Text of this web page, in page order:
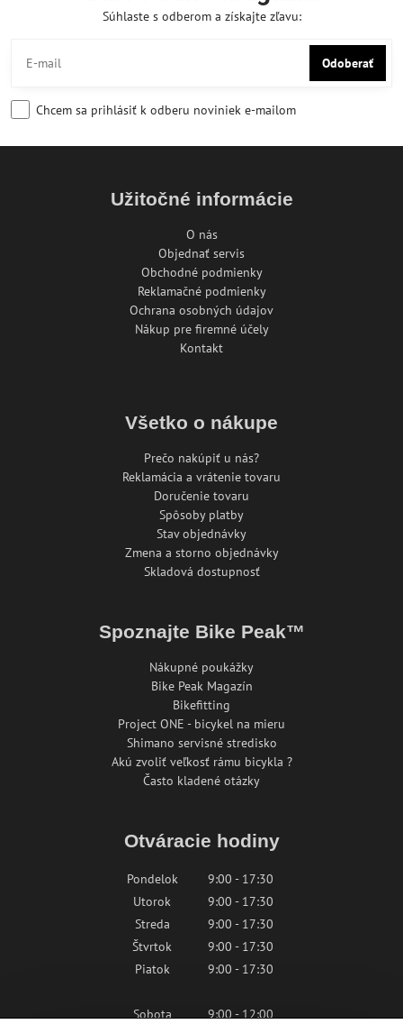
Súhlaste s odberom a získajte zľavu:
Odoberať
Chcem sa prihlásiť k odberu noviniek e-mailom
Užitočné informácie
O nás
Objednať servis
Obchodné podmienky
Reklamačné podmienky
Ochrana osobných údajov
Nákup pre firemné účely
Kontakt
Všetko o nákupe
Prečo nakúpiť u nás?
Reklamácia a vrátenie tovaru
Doručenie tovaru
Spôsoby platby
Stav objednávky
Zmena a storno objednávky
Skladová dostupnosť
Spoznajte Bike Peak™
Nákupné poukážky
Bike Peak Magazín
Bikefitting
Project ONE - bicykel na mieru
Shimano servisné stredisko
Akú zvoliť veľkosť rámu bicykla ?
Často kladené otázky
Otváracie hodiny
Pondelok
9:00 - 17:30
Utorok
9:00 - 17:30
Streda
9:00 - 17:30
Štvrtok
9:00 - 17:30
Piatok
9:00 - 17:30
Sobota 9:00 - 12:00